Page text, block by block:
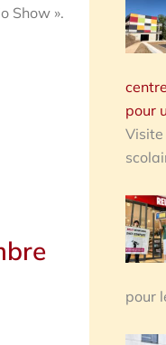
Show ».
pour
Visite
pour